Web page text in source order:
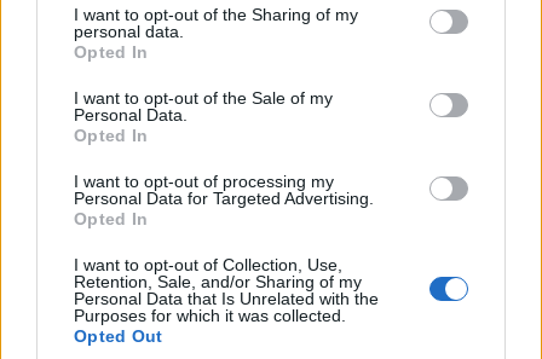
I want to opt-out of the Sharing of my
personal data.
Opted In
I want to opt-out of the Sale of my
Personal Data.
Opted In
I want to opt-out of processing my
Personal Data for Targeted Advertising.
Opted In
I want to opt-out of Collection, Use,
Retention, Sale, and/or Sharing of my
Personal Data that Is Unrelated with the
Purposes for which it was collected.
Opted Out
Újragondolják Lipótváros rejtett, zöld
parkját
AJÁNLJUK MÉG